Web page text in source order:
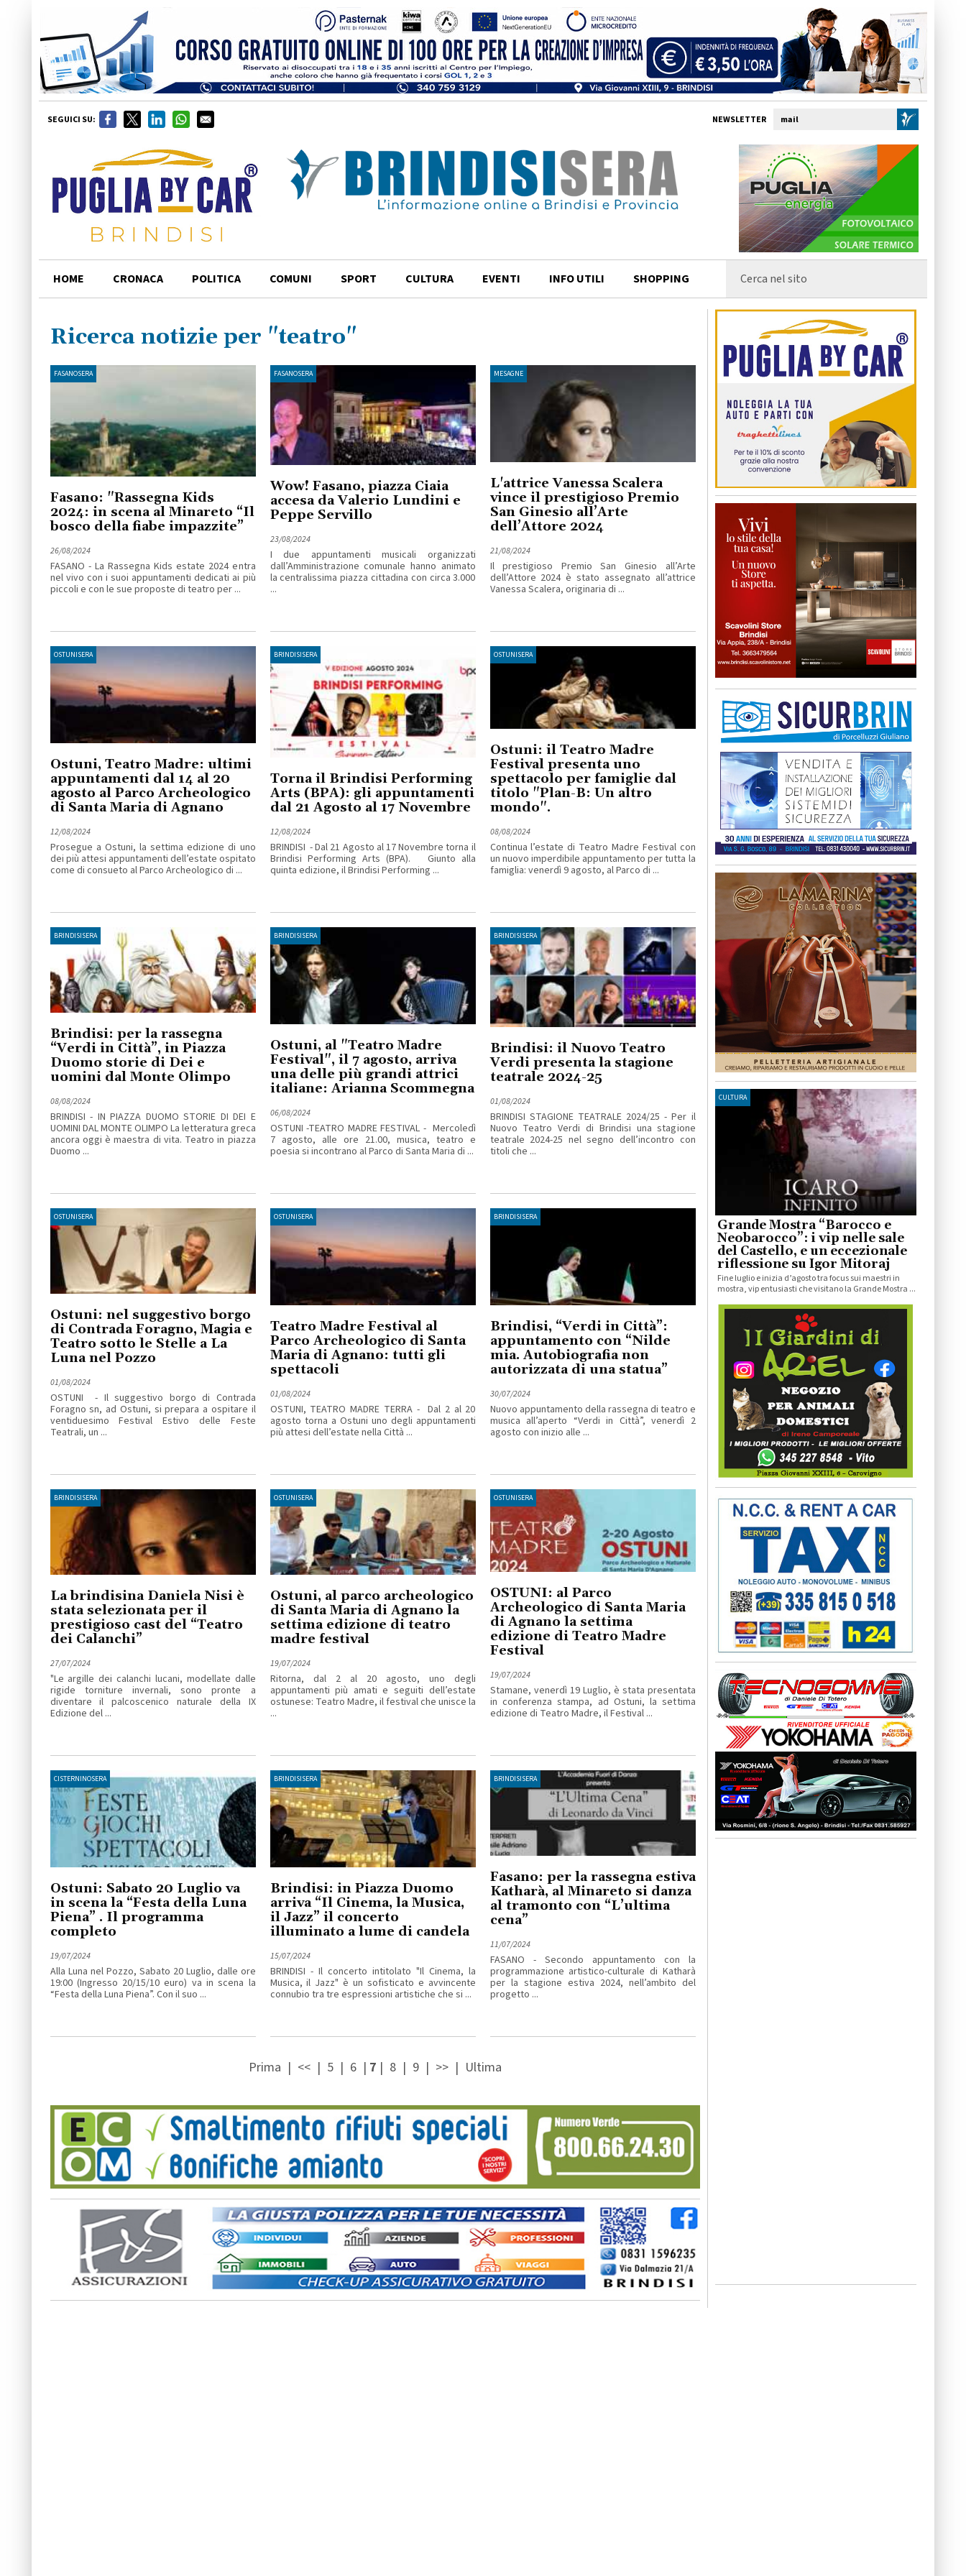
SEGUICI SU: NEWSLETTER
HOME CRONACA POLITICA COMUNI SPORT CULTURA EVENTI INFO UTILI SHOPPING
Ricerca notizie per "teatro"
FASANOSERA
Fasano: "Rassegna Kids
2024: in scena al Minareto “Il
bosco della fiabe impazzite”
26/08/2024
FASANO - La Rassegna Kids estate 2024 entra
nel vivo con i suoi appuntamenti dedicati ai più
piccoli e con le sue proposte di teatro per ...
FASANOSERA
Wow! Fasano, piazza Ciaia
accesa da Valerio Lundini e
Peppe Servillo
23/08/2024
I due appuntamenti musicali organizzati
dall’Amministrazione comunale hanno animato
la centralissima piazza cittadina con circa 3.000
...
MESAGNE
L'attrice Vanessa Scalera
vince il prestigioso Premio
San Ginesio all’Arte
dell’Attore 2024
21/08/2024
Il prestigioso Premio San Ginesio all’Arte
dell’Attore 2024 è stato assegnato all’attrice
Vanessa Scalera, originaria di ...
OSTUNISERA
Ostuni, Teatro Madre: ultimi
appuntamenti dal 14 al 20
agosto al Parco Archeologico
di Santa Maria di Agnano
12/08/2024
Prosegue a Ostuni, la settima edizione di uno
dei più attesi appuntamenti dell’estate ospitato
come di consueto al Parco Archeologico di ...
BRINDISISERA
Torna il Brindisi Performing
Arts (BPA): gli appuntamenti
dal 21 Agosto al 17 Novembre
12/08/2024
BRINDISI - Dal 21 Agosto al 17 Novembre torna il
Brindisi Performing Arts (BPA). Giunto alla
quinta edizione, il Brindisi Performing ...
OSTUNISERA
Ostuni: il Teatro Madre
Festival presenta uno
spettacolo per famiglie dal
titolo "Plan-B: Un altro
mondo".
08/08/2024
Continua l’estate di Teatro Madre Festival con
un nuovo imperdibile appuntamento per tutta la
famiglia: venerdì 9 agosto, al Parco di ...
BRINDISISERA
Brindisi: per la rassegna
“Verdi in Città”, in Piazza
Duomo storie di Dei e
uomini dal Monte Olimpo
08/08/2024
BRINDISI - IN PIAZZA DUOMO STORIE DI DEI E
UOMINI DAL MONTE OLIMPO La letteratura greca
ancora oggi è maestra di vita. Teatro in piazza
Duomo ...
BRINDISISERA
Ostuni, al "Teatro Madre
Festival", il 7 agosto, arriva
una delle più grandi attrici
italiane: Arianna Scommegna
06/08/2024
OSTUNI -TEATRO MADRE FESTIVAL - Mercoledì
7 agosto, alle ore 21.00, musica, teatro e
poesia si incontrano al Parco di Santa Maria di ...
BRINDISISERA
Brindisi: il Nuovo Teatro
Verdi presenta la stagione
teatrale 2024-25
01/08/2024
BRINDISI STAGIONE TEATRALE 2024/25 - Per il
Nuovo Teatro Verdi di Brindisi una stagione
teatrale 2024-25 nel segno dell’incontro con
titoli che ...
OSTUNISERA
Ostuni: nel suggestivo borgo
di Contrada Foragno, Magia e
Teatro sotto le Stelle a La
Luna nel Pozzo
01/08/2024
OSTUNI - Il suggestivo borgo di Contrada
Foragno sn, ad Ostuni, si prepara a ospitare il
ventiduesimo Festival Estivo delle Feste
Teatrali, un ...
OSTUNISERA
Teatro Madre Festival al
Parco Archeologico di Santa
Maria di Agnano: tutti gli
spettacoli
01/08/2024
OSTUNI, TEATRO MADRE TERRA - Dal 2 al 20
agosto torna a Ostuni uno degli appuntamenti
più attesi dell’estate nella Città ...
BRINDISISERA
Brindisi, “Verdi in Città”:
appuntamento con “Nilde
mia. Autobiografia non
autorizzata di una statua”
30/07/2024
Nuovo appuntamento della rassegna di teatro e
musica all’aperto “Verdi in Città”, venerdì 2
agosto con inizio alle ...
BRINDISISERA
La brindisina Daniela Nisi è
stata selezionata per il
prestigioso cast del “Teatro
dei Calanchi”
27/07/2024
"Le argille dei calanchi lucani, modellate dalle
rigide torniture invernali, sono pronte a
diventare il palcoscenico naturale della IX
Edizione del ...
OSTUNISERA
Ostuni, al parco archeologico
di Santa Maria di Agnano la
settima edizione di teatro
madre festival
19/07/2024
Ritorna, dal 2 al 20 agosto, uno degli
appuntamenti più amati e seguiti dell’estate
ostunese: Teatro Madre, il festival che unisce la
...
OSTUNISERA
OSTUNI: al Parco
Archeologico di Santa Maria
di Agnano la settima
edizione di Teatro Madre
Festival
19/07/2024
Stamane, venerdì 19 Luglio, è stata presentata
in conferenza stampa, ad Ostuni, la settima
edizione di Teatro Madre, il Festival ...
CISTERNINOSERA
Ostuni: Sabato 20 Luglio va
in scena la “Festa della Luna
Piena” . Il programma
completo
19/07/2024
Alla Luna nel Pozzo, Sabato 20 Luglio, dalle ore
19:00 (Ingresso 20/15/10 euro) va in scena la
“Festa della Luna Piena”. Con il suo ...
BRINDISISERA
Brindisi: in Piazza Duomo
arriva “Il Cinema, la Musica,
il Jazz” il concerto
illuminato a lume di candela
15/07/2024
BRINDISI - Il concerto intitolato "Il Cinema, la
Musica, il Jazz" è un sofisticato e avvincente
connubio tra tre espressioni artistiche che si ...
BRINDISISERA
Fasano: per la rassegna estiva
Katharà, al Minareto si danza
al tramonto con “L’ultima
cena”
11/07/2024
FASANO - Secondo appuntamento con la
programmazione artistico-culturale di Katharà
per la stagione estiva 2024, nell’ambito del
progetto ...
Prima | << | 5 | 6 | 7 | 8 | 9 | >> | Ultima
CULTURA
Grande Mostra “Barocco e
Neobarocco”: i vip nelle sale
del Castello, e un eccezionale
riflessione su Igor Mitoraj
Fine luglio e inizia d’agosto tra focus sui maestri in
mostra, vip entusiasti che visitano la Grande Mostra ...